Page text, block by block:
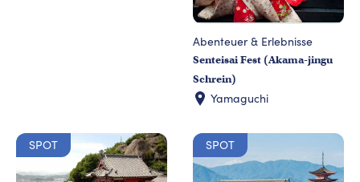
Abenteuer & Erlebnisse
Senteisai Fest (Akama-jingu
Schrein)
Yamaguchi
SPOT SPOT